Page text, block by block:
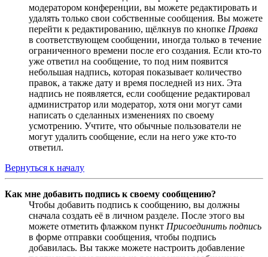
модератором конференции, вы можете редактировать и
удалять только свои собственные сообщения. Вы можете
перейти к редактированию, щёлкнув по кнопке Правка
в соответствующем сообщении, иногда только в течение
ограниченного времени после его создания. Если кто-то
уже ответил на сообщение, то под ним появится
небольшая надпись, которая показывает количество
правок, а также дату и время последней из них. Эта
надпись не появляется, если сообщение редактировал
администратор или модератор, хотя они могут сами
написать о сделанных изменениях по своему
усмотрению. Учтите, что обычные пользователи не
могут удалить сообщение, если на него уже кто-то
ответил.
Вернуться к началу
Как мне добавить подпись к своему сообщению?
Чтобы добавить подпись к сообщению, вы должны
сначала создать её в личном разделе. После этого вы
можете отметить флажком пункт Присоединить подпись
в форме отправки сообщения, чтобы подпись
добавилась. Вы также можете настроить добавление